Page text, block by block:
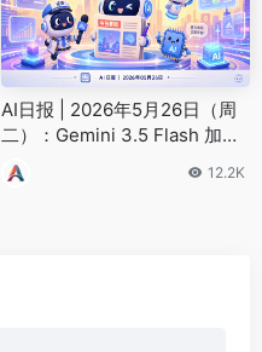
AI日报 | 2026年5月26日（周
二）：Gemini 3.5 Flash 加速
Agent 时代、Spotify 与环球达
成 AI 协议
12.2K